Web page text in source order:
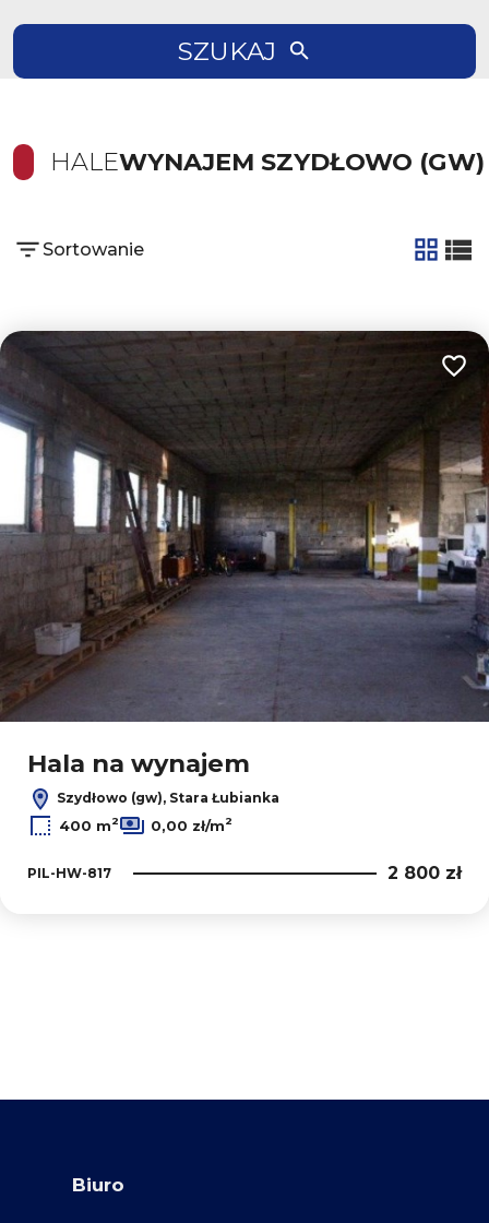
SZUKAJ
HALEWYNAJEM SZYDŁOWO (GW)
Sortowanie
tabela
Hala na wynajem
Szydłowo (gw), Stara Łubianka
400 m2 0,00 zł/m2
PIL-HW-817 2 800 zł
Biuro